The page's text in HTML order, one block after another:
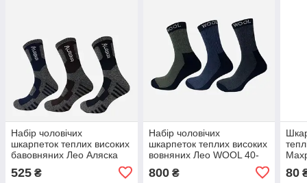
Набір чоловічих
шкарпеток теплих високих
бавовняних Лео Аляска
525 ₴
Набір чоловічих
шкарпеток теплих високих
вовняних Лео WOOL 40-
45 12 пари Сірий/Синій/
Хакі (ROZ6501054593)
800₴ 80